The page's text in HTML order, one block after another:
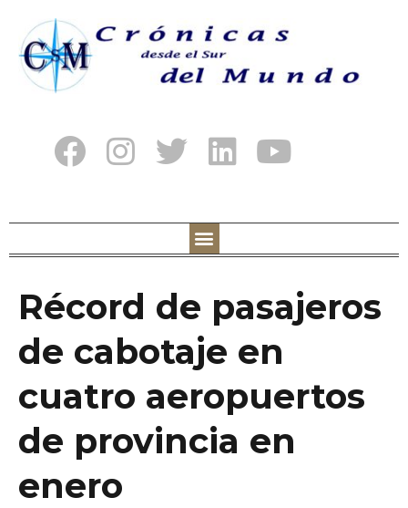
Récord de pasajeros
de cabotaje en
cuatro aeropuertos
de provincia en
enero